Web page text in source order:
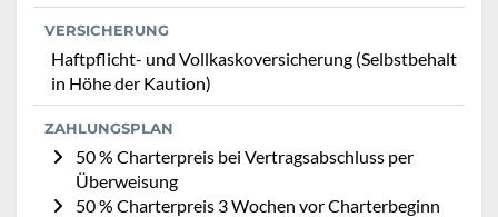
VERSICHERUNG
Haftpflicht- und Vollkaskoversicherung (Selbstbehalt
in Höhe der Kaution)
ZAHLUNGSPLAN
50 % Charterpreis bei Vertragsabschluss per
Überweisung
50 % Charterpreis 3 Wochen vor Charterbeginn